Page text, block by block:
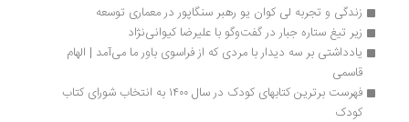
زندگی و تجربه لی کوان یو رهبر سنگاپور در معماری توسعه
زیر تیغ ستاره جبار در گفت‌وگو با علیرضا کیوانی‌نژاد
یادداشتی بر سه دیدار با مردی که از فراسوی باور ما می‌آمد | الهام
فهرست برترین کتابهای کودک در سال ۱۴۰۰ به انتخاب شورای کتاب